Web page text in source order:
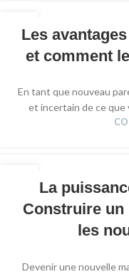
30
OCTLes
et comment
En tant que nouveau
et incertain de ce que
La
Construire un
les
Devenir une nouvelle